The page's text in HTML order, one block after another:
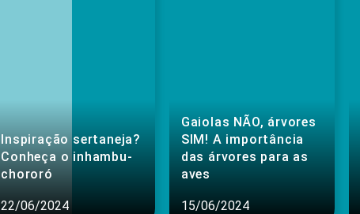
Inspiração sertaneja?
Conheça o inhambu-
chororó
22/06/2024
Gaiolas NÃO, árvores
SIM! A importância
das árvores para as
aves
15/06/2024